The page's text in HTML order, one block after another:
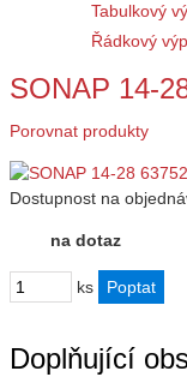
Tabulkový
Řádkový
SONAP 14-
Porovnat produkty
Dostupnost na
na dotaz
ks
Doplňující